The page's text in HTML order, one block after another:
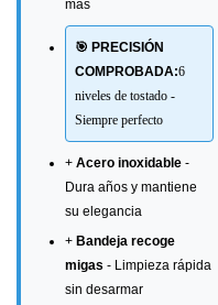
más
🎯 PRECISIÓN
COMPROBADA:6
niveles de tostado -
Siempre perfecto
+ Acero inoxidable -
Dura años y mantiene
su elegancia
+ Bandeja recoge
migas - Limpieza rápida
sin desarmar